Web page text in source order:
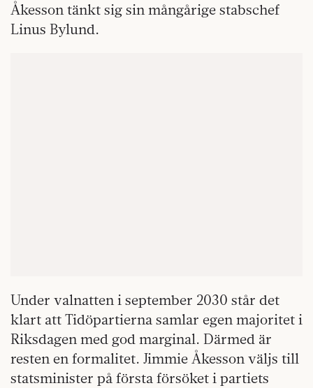
Åkesson tänkt sig sin mångårige stabschef
Linus Bylund.
Under valnatten i september 2030 står det
klart att Tidöpartierna samlar egen majoritet i
Riksdagen med god marginal. Därmed är
resten en formalitet. Jimmie Åkesson väljs till
statsminister på första försöket i partiets